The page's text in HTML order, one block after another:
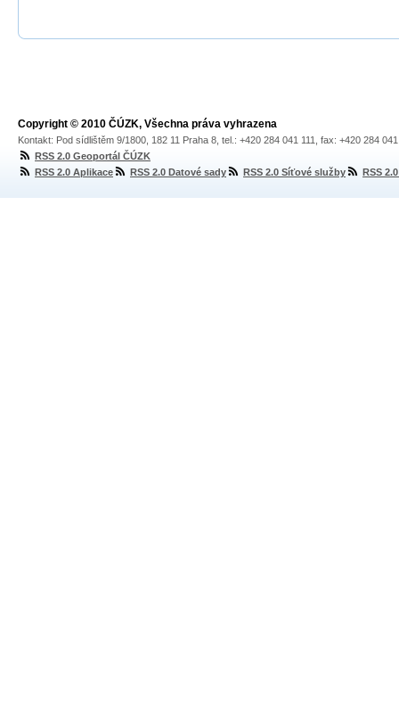
Copyright © 2010 ČÚZK, Všechna práva vyhrazena
Kontakt: Pod sídlištěm 9/1800, 182 11 Praha 8, tel.: +420 284 041 111, fax: +420 284
RSS 2.0 Geoportál ČÚZK
RSS 2.0 Aplikace
RSS 2.0 Datové sady RSS 2.0 Síťové služby RSS